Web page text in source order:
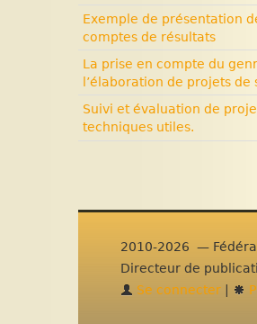
Exemple de présentation
comptes de résultats
La prise en compte du
l’élaboration de projets de
Suivi et évaluation de
techniques utiles.
2010-2026 —
Directeur de
Se connecter|